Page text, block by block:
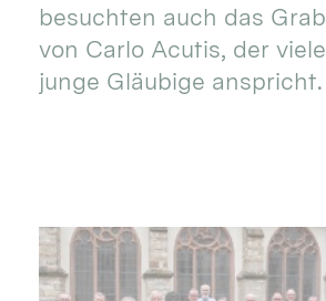
besuchten auch das Grab
von Carlo Acutis, der viele
junge Gläubige anspricht.